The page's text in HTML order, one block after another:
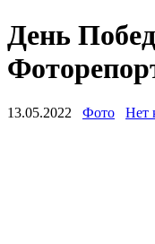
День
13.05.2022 Фото Нет